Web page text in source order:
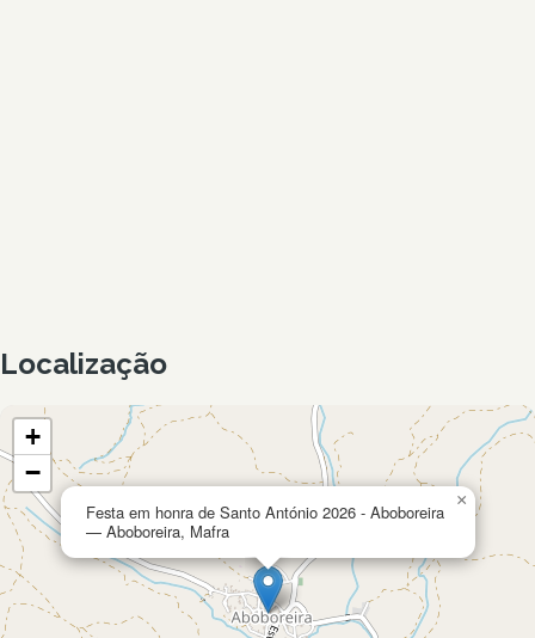
Localização
Festa em honra de Santo António 2026 - Aboboreira
— Aboboreira, Mafra
×
+
−